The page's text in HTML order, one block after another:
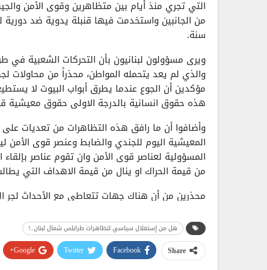
التي تجري منذ أيام بين متظاهرين وقوى الأمن
من الجانبين واستخدمت فيها قنبلة يدوية ضد دورية
سنة.
ويرى مسؤولون لبنانيون بأن التحركات الشعبية
والذي لم يعد يتحمله المواطن، محذراً من محاولات
مؤكدين أن الجوع عندما يطرق أبواب البيوت لا
هذه حقوق انسانية بالدرجة الاولى حقوق
وأضافوا أن ما رافق هذه التظاهرات من تعديات
المعيشية اليوم للجندي والضابط وعنصر قوى
المسؤولية لعناصر قوى الأمن وان تقوم عناصر
من قيمة الحراك او ينال من قيمة الاهداف التي
محذرين من أن هناك جهات تتعاطى مع الأحداث لجر
لبنان وأيضاً من اجل تصفية حساباتها مع الحكومة
منوهين إلى أن الخوف اليوم ان تتطور الأمور لأن
على البحر المتوسط لا يجوز ان تكون العاصمة
هل من إستغلال سياسي لتظاهرات طرابلس شمال لبنان..!
Share
Facebook
Twitter
Google+